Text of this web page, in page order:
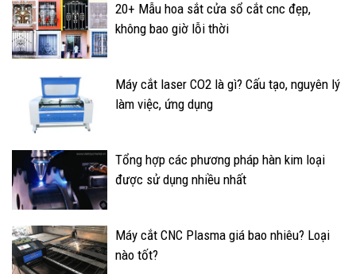
20+ Mẫu hoa sắt cửa sổ cắt cnc đẹp,
không bao giờ lỗi thời
Máy cắt laser CO2 là gì? Cấu tạo, nguyên lý
làm việc, ứng dụng
Tổng hợp các phương pháp hàn kim loại
được sử dụng nhiều nhất
Máy cắt CNC Plasma giá bao nhiêu? Loại
nào tốt?